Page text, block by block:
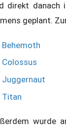
direkt danach
geplant.
Behemoth
Colossus
Juggernaut
Titan
wurde